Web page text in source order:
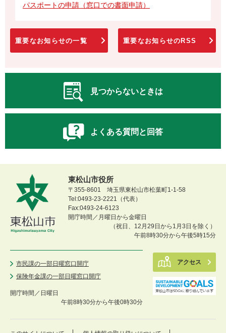
パスポートの申請（窓口での書面申請）
重要なお知らせの一覧 重要なお知らせのRSS
見つからないときは
よくある質問と回答
東松山市役所
〒355-8601 埼玉県東松山市松葉町1-1-58
Tel:0493-23-2221（代表）
Fax:0493-24-6123
開庁時間／月曜日から金曜日
（祝日、12月29日から1月3日を除く）
午前8時30分から午後5時15分
市民課の一部日曜窓口開庁
保険年金課の一部日曜窓口開庁
開庁時間／ 日曜日
午前8時30分から午後0時30分
アクセス